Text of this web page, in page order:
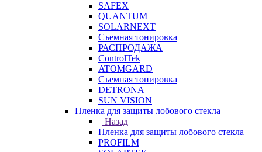
SAFEX
QUANTUM
SOLARNEXT
Съемная тонировка
РАСПРОДАЖА
ControlTek
ATOMGARD
Съемная тонировка
DETRONA
SUN VISION
Пленка для защиты лобового стекла
Назад
Пленка для защиты лобового стекла
PROFILM